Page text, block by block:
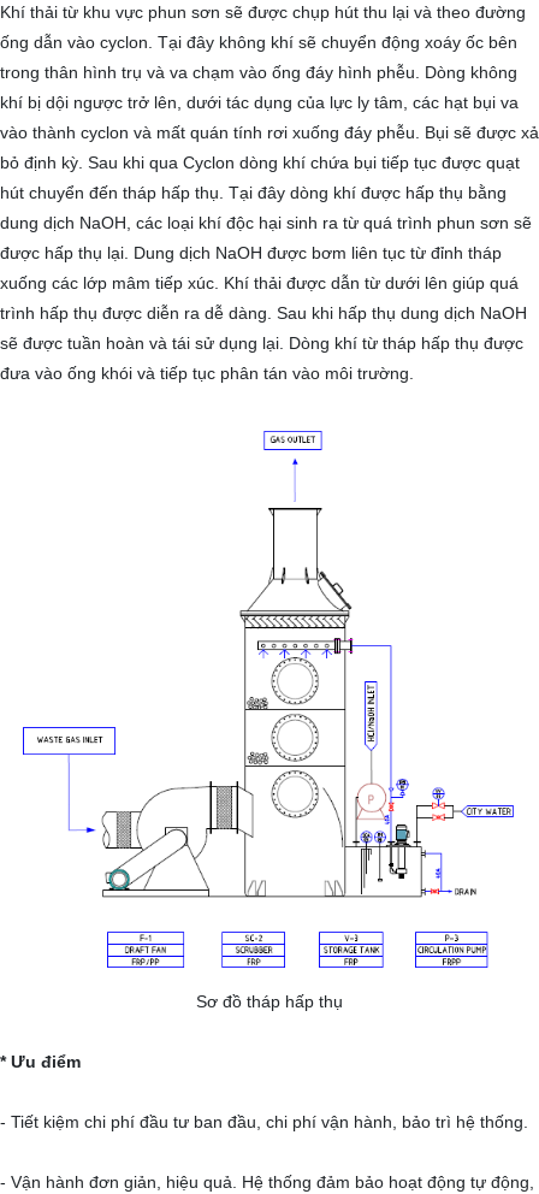
Khí thải từ khu vực phun sơn sẽ được chụp hút thu lại và theo đường
ống dẫn vào cyclon. Tại đây không khí sẽ chuyển động xoáy ốc bên
trong thân hình trụ và va chạm vào ống đáy hình phễu. Dòng không
khí bị dội ngược trở lên, dưới tác dụng của lực ly tâm, các hạt bụi va
vào thành cyclon và mất quán tính rơi xuống đáy phễu. Bụi sẽ được xả
bỏ định kỳ. Sau khi qua Cyclon dòng khí chứa bụi tiếp tục được quạt
hút chuyển đến tháp hấp thụ. Tại đây dòng khí được hấp thụ bằng
dung dịch NaOH, các loại khí độc hại sinh ra từ quá trình phun sơn sẽ
được hấp thụ lại. Dung dịch NaOH được bơm liên tục từ đỉnh tháp
xuống các lớp mâm tiếp xúc. Khí thải được dẫn từ dưới lên giúp quá
trình hấp thụ được diễn ra dễ dàng. Sau khi hấp thụ dung dịch NaOH
sẽ được tuần hoàn và tái sử dụng lại. Dòng khí từ tháp hấp thụ được
đưa vào ống khói và tiếp tục phân tán vào môi trường.
Sơ đồ tháp hấp thụ
* Ưu điểm
- Tiết kiệm chi phí đầu tư ban đầu, chi phí vận hành, bảo trì hệ thống.
- Vận hành đơn giản, hiệu quả. Hệ thống đảm bảo hoạt động tự động,